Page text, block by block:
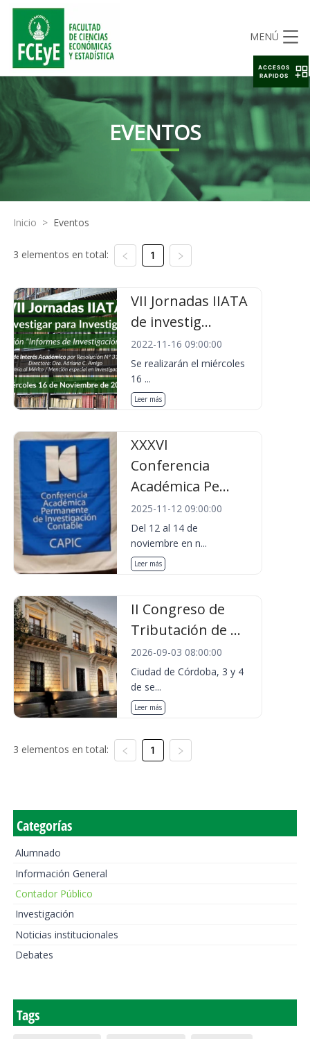
MENÚ
EVENTOS
Inicio > Eventos
3 elementos en total: 1
VII Jornadas IIATA
de investig...
2022-11-16 09:00:00
Se realizarán el miércoles
16 ...
Leer más
XXXVI
Conferencia
Académica Pe...
2025-11-12 09:00:00
Del 12 al 14 de
noviembre en n...
Leer más
II Congreso de
Tributación de ...
2026-09-03 08:00:00
Ciudad de Córdoba, 3 y 4
de se...
Leer más
3 elementos en total: 1
Categorías
Alumnado
Información General
Contador Público
Investigación
Noticias institucionales
Debates
Tags
ACCESOS
RAPIDOS